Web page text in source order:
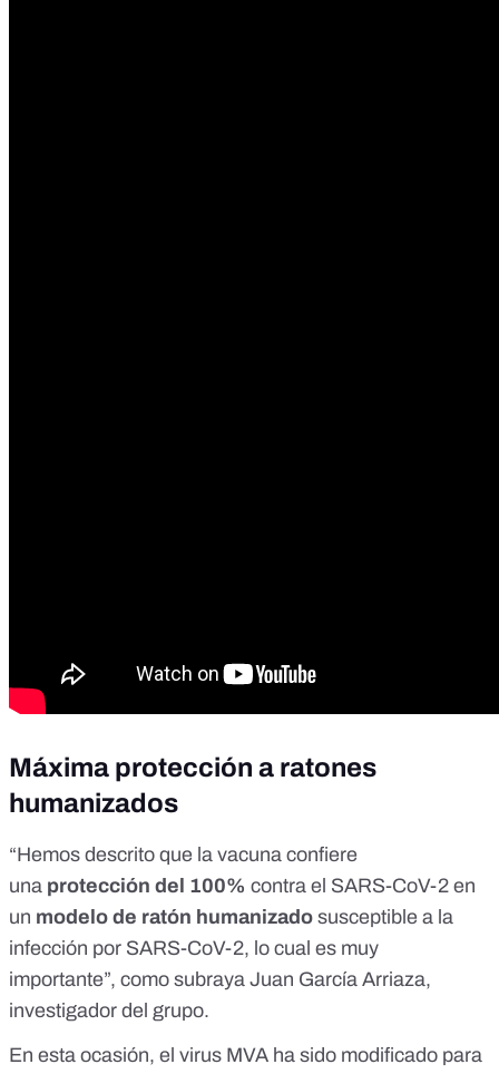
Máxima protección a ratones
humanizados
“Hemos descrito que la vacuna confiere
una protección del 100% contra el SARS-CoV-2 en
un modelo de ratón humanizado susceptible a la
infección por SARS-CoV-2, lo cual es muy
importante”, como subraya Juan García Arriaza,
investigador del grupo.
En esta ocasión, el virus MVA ha sido modificado para